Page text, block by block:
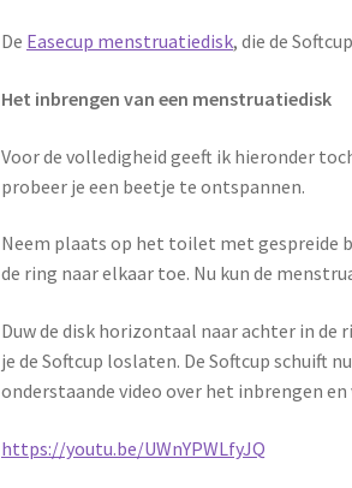
De Easecup menstruatiedisk, die de
Het inbrengen van een menstruatiedisk
Voor de volledigheid geeft ik hieronder
probeer je een beetje te ontspannen.
Neem plaats op het toilet met gespreide
de ring naar elkaar toe. Nu kun de
Duw de disk horizontaal naar achter in de
je de Softcup loslaten. De Softcup schuift
onderstaande video over het inbrengen en
https://youtu.be/UWnYPWLfyJQ